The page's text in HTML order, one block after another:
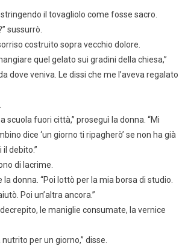
il tovagliolo come fosse sacro.
sussurrò.
costruito sopra vecchio dolore.
quel gelato sui gradini della chiesa,”
dove veniva. Le dissi che me l’aveva regalato
scuola fuori città,” proseguì la donna. “Mi
dice ‘un giorno ti ripagherò’ se non ha già
debito.”
di lacrime.
la donna. “Poi lottò per la mia borsa di studio.
Poi un’altra ancora.”
le maniglie consumate, la vernice
per un giorno,” disse.